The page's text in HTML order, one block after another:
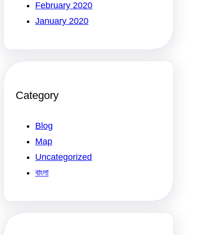
February 2020
January 2020
Category
Blog
Map
Uncategorized
বাংলা